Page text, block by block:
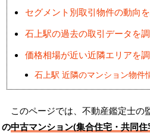
セグメント別取引物件の動向
石上駅の過去の取引データを
価格相場が近い近隣エリアを
石上駅 近隣のマンション物件
このページでは、不動産鑑定士の
の中古マンション(集合住宅・共同